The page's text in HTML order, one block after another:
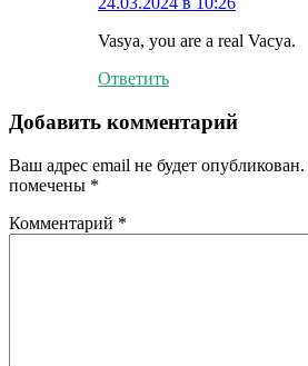
Vasya, you are a real Vacya.
Ответить
Добавить комментарий
Ваш адрес email не будет опубликован.
помечены *
Комментарий *